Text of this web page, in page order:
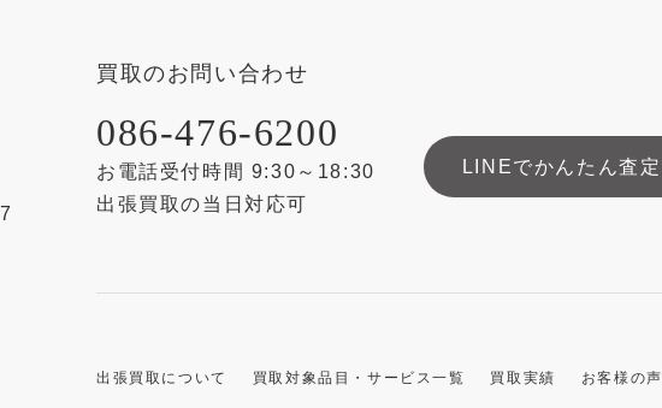
買取のお問い合わせ
086-476-6200
お電話受付時間 9:30～18:30
出張買取の当日対応可
LINEでかんたん査定
出張買取について 買取対象品目・サービス一覧 買取実績 お客様の声